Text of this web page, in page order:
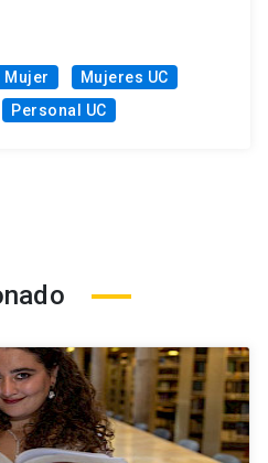
Mujer
Mujeres UC
Personal UC